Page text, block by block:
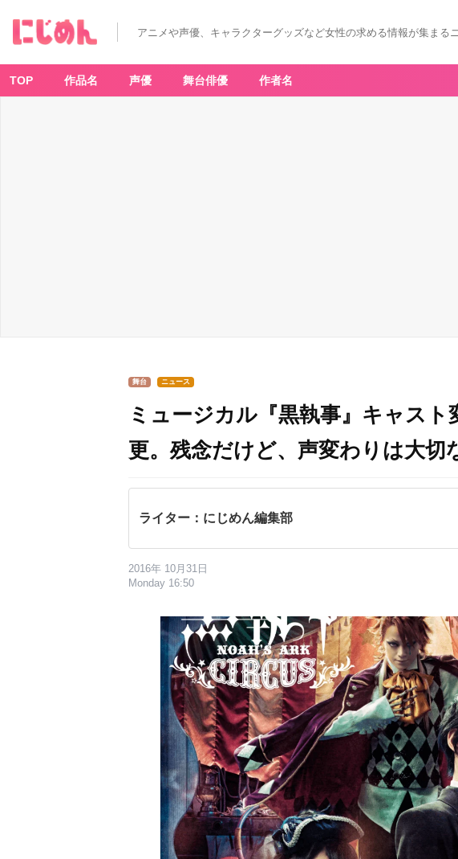
アニメや声優、キャラクターグッズなど女性の求める情報が集まる
TOP 作品名 声優 舞台俳優 作者名
舞台 ニュース
ミュージカル『黒執事』キャス
更。残念だけど、声変わりは大切
ライター：にじめん編集部
2016年 10月31日
Monday 16:50